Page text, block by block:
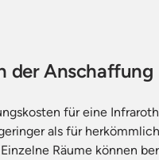
der Anschaffung
für eine
als für
Räume können